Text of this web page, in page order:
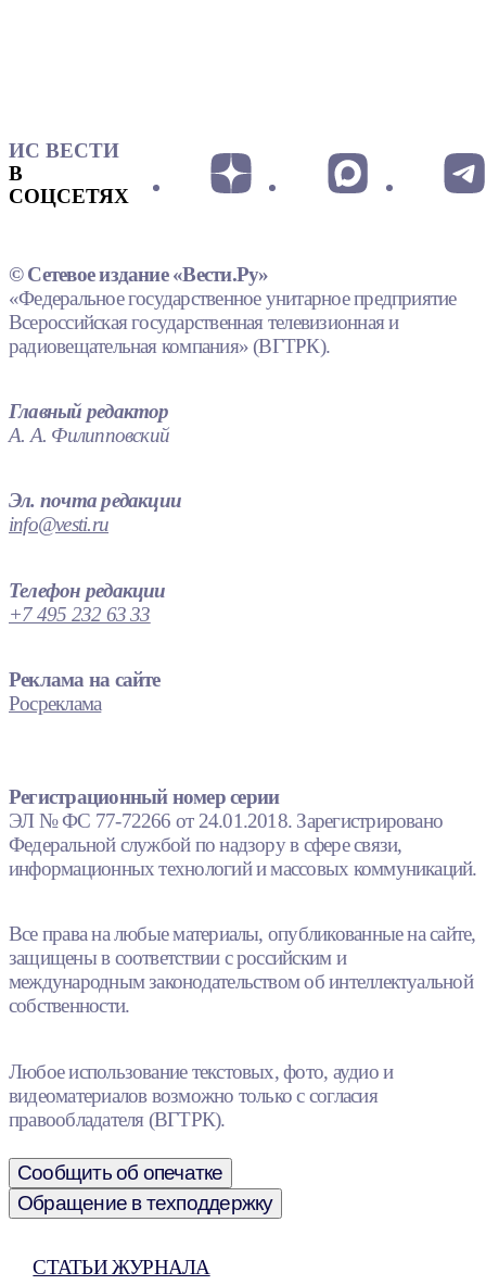
ИС ВЕСТИ
В
СОЦСЕТЯХ
© Сетевое издание «Вести.Ру»
«Федеральное государственное унитарное предприятие
Всероссийская государственная телевизионная и
радиовещательная компания» (ВГТРК).
Главный редактор
А. А. Филипповский
Эл. почта редакции
info@vesti.ru
Телефон редакции
+7 495 232 63 33
Реклама на сайте
Росреклама
Регистрационный номер серии
ЭЛ № ФС 77-72266 от 24.01.2018. Зарегистрировано
Федеральной службой по надзору в сфере связи,
информационных технологий и массовых коммуникаций.
Все права на любые материалы, опубликованные на сайте,
защищены в соответствии с российским и
международным законодательством об интеллектуальной
собственности.
Любое использование текстовых, фото, аудио и
видеоматериалов возможно только с согласия
правообладателя (ВГТРК).
Сообщить об опечатке
Обращение в техподдержку
СТАТЬИ ЖУРНАЛА